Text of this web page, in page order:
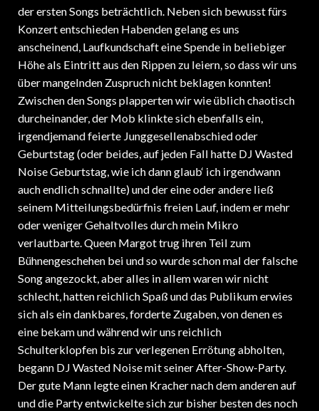
der ersten Songs beträchtlich. Neben sich bewusst fürs
Konzert entschieden Habenden gelang es uns
anscheinend, Laufkundschaft eine Spende in beliebiger
Höhe als Eintritt aus den Rippen zu leiern, so dass wir uns
über mangelnden Zuspruch nicht beklagen konnten!
Zwischen den Songs plapperten wir wie üblich chaotisch
durcheinander, der Mob klinkte sich ebenfalls ein,
irgendjemand feierte Junggesellenabschied oder
Geburtstag (oder beides, auf jeden Fall hatte DJ Wasted
Noise Geburtstag, wie ich dann glaub‘ ich irgendwann
auch endlich schnallte) und der eine oder andere ließ
seinem Mitteilungsbedürfnis freien Lauf, indem er mehr
oder weniger Gehaltvolles durch mein Mikro
verlautbarte. Queen Margot trug ihren Teil zum
Bühnengeschehen bei und so wurde schon mal der falsche
Song angezockt, aber alles in allem waren wir nicht
schlecht, hatten reichlich Spaß und das Publikum erwies
sich als ein dankbares, forderte Zugaben, von denen es
eine bekam und während wir uns reichlich
Schulterklopfen bis zur verlegenen Errötung abholten,
begann DJ Wasted Noise mit seiner After-Show-Party.
Der gute Mann legte einen Kracher nach dem anderen auf
und die Party entwickelte sich zur bisher besten des noch